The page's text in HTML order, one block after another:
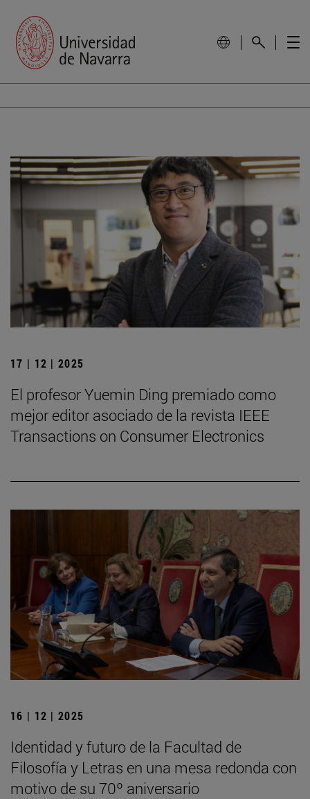
17 | 12 | 2025
El profesor Yuemin Ding premiado como
mejor editor asociado de la revista IEEE
Transactions on Consumer Electronics
16 | 12 | 2025
Identidad y futuro de la Facultad de
Filosofía y Letras en una mesa redonda con
motivo de su 70º aniversario